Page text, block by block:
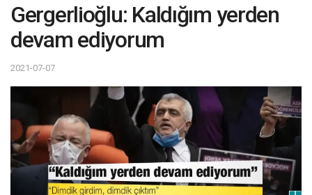
Gergerlioğlu: Kaldığım yerden
devam ediyorum
2021-07-07